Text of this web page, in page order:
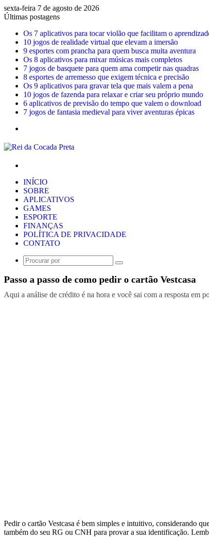
sexta-feira 7 de agosto de 2026
Últimas postagens
Os 7 aplicativos para tocar violão que facilitam o
10 jogos de realidade virtual que elevam a imersão
9 esportes com prancha para quem busca muita aventura
Os 8 aplicativos para mixar músicas mais completos
7 jogos de basquete para quem ama competir nas quadras
8 esportes de arremesso que exigem técnica e precisão
Os 9 aplicativos para gravar tela que mais valem a pena
10 jogos de fazenda para relaxar e criar seu próprio mundo
6 aplicativos de previsão do tempo que valem o download
7 jogos de fantasia medieval para viver aventuras épicas
INÍCIO
SOBRE
APLICATIVOS
GAMES
ESPORTE
FINANÇAS
POLÍTICA DE PRIVACIDADE
CONTATO
Procurar
Passo a passo de como pedir o cartão Vestcasa
Aqui a análise de crédito é na hora e você sai com a resposta em
Pedir o cartão Vestcasa é bem simples e intuitivo, considerando
também do seu RG ou CNH para provar a sua identificação.